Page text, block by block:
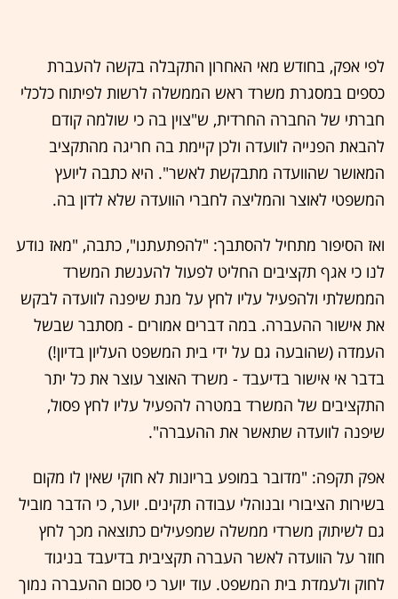
לפי אפק, בחודש מאי האחרון התקבלה בקשה להעברת
כספים במסגרת משרד ראש הממשלה לרשות לפיתוח כלכלי
חברתי של החברה החרדית, ש"צוין בה כי שולמה קודם
להבאת הפנייה לוועדה ולכן קיימת בה חריגה מהתקציב
המאושר שהוועדה מתבקשת לאשר". היא כתבה ליועץ
המשפטי לאוצר והמליצה לחברי הוועדה שלא לדון בה.
ואז הסיפור מתחיל להסתבך: "להפתעתנו", כתבה, "מאז נודע
לנו כי אגף תקציבים החליט לפעול להענשת המשרד
הממשלתי ולהפעיל עליו לחץ על מנת שיפנה לוועדה לבקש
את אישור ההעברה. במה דברים אמורים - מסתבר שבשל
העמדה (שהובעה גם על ידי בית המשפט העליון בדיון!)
בדבר אי אישור בדיעבד - משרד האוצר עוצר את כל יתר
התקציבים של המשרד במטרה להפעיל עליו לחץ פסול,
שיפנה לוועדה שתאשר את ההעברה".
אפק תקפה: "מדובר במופע בריונות לא חוקי שאין לו מקום
בשירות הציבורי ובנוהלי עבודה תקינים. יוער, כי הדבר מוביל
גם לשיתוק משרדי ממשלה שמפעילים כתוצאה מכך לחץ
חוזר על הוועדה לאשר העברה תקציבית בדיעבד בניגוד
לחוק ולעמדת בית המשפט. עוד יוער כי סכום ההעברה נמוך